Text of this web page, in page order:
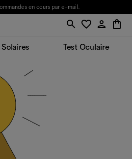
en cours par e-mail.
Solaires Test Oculaire